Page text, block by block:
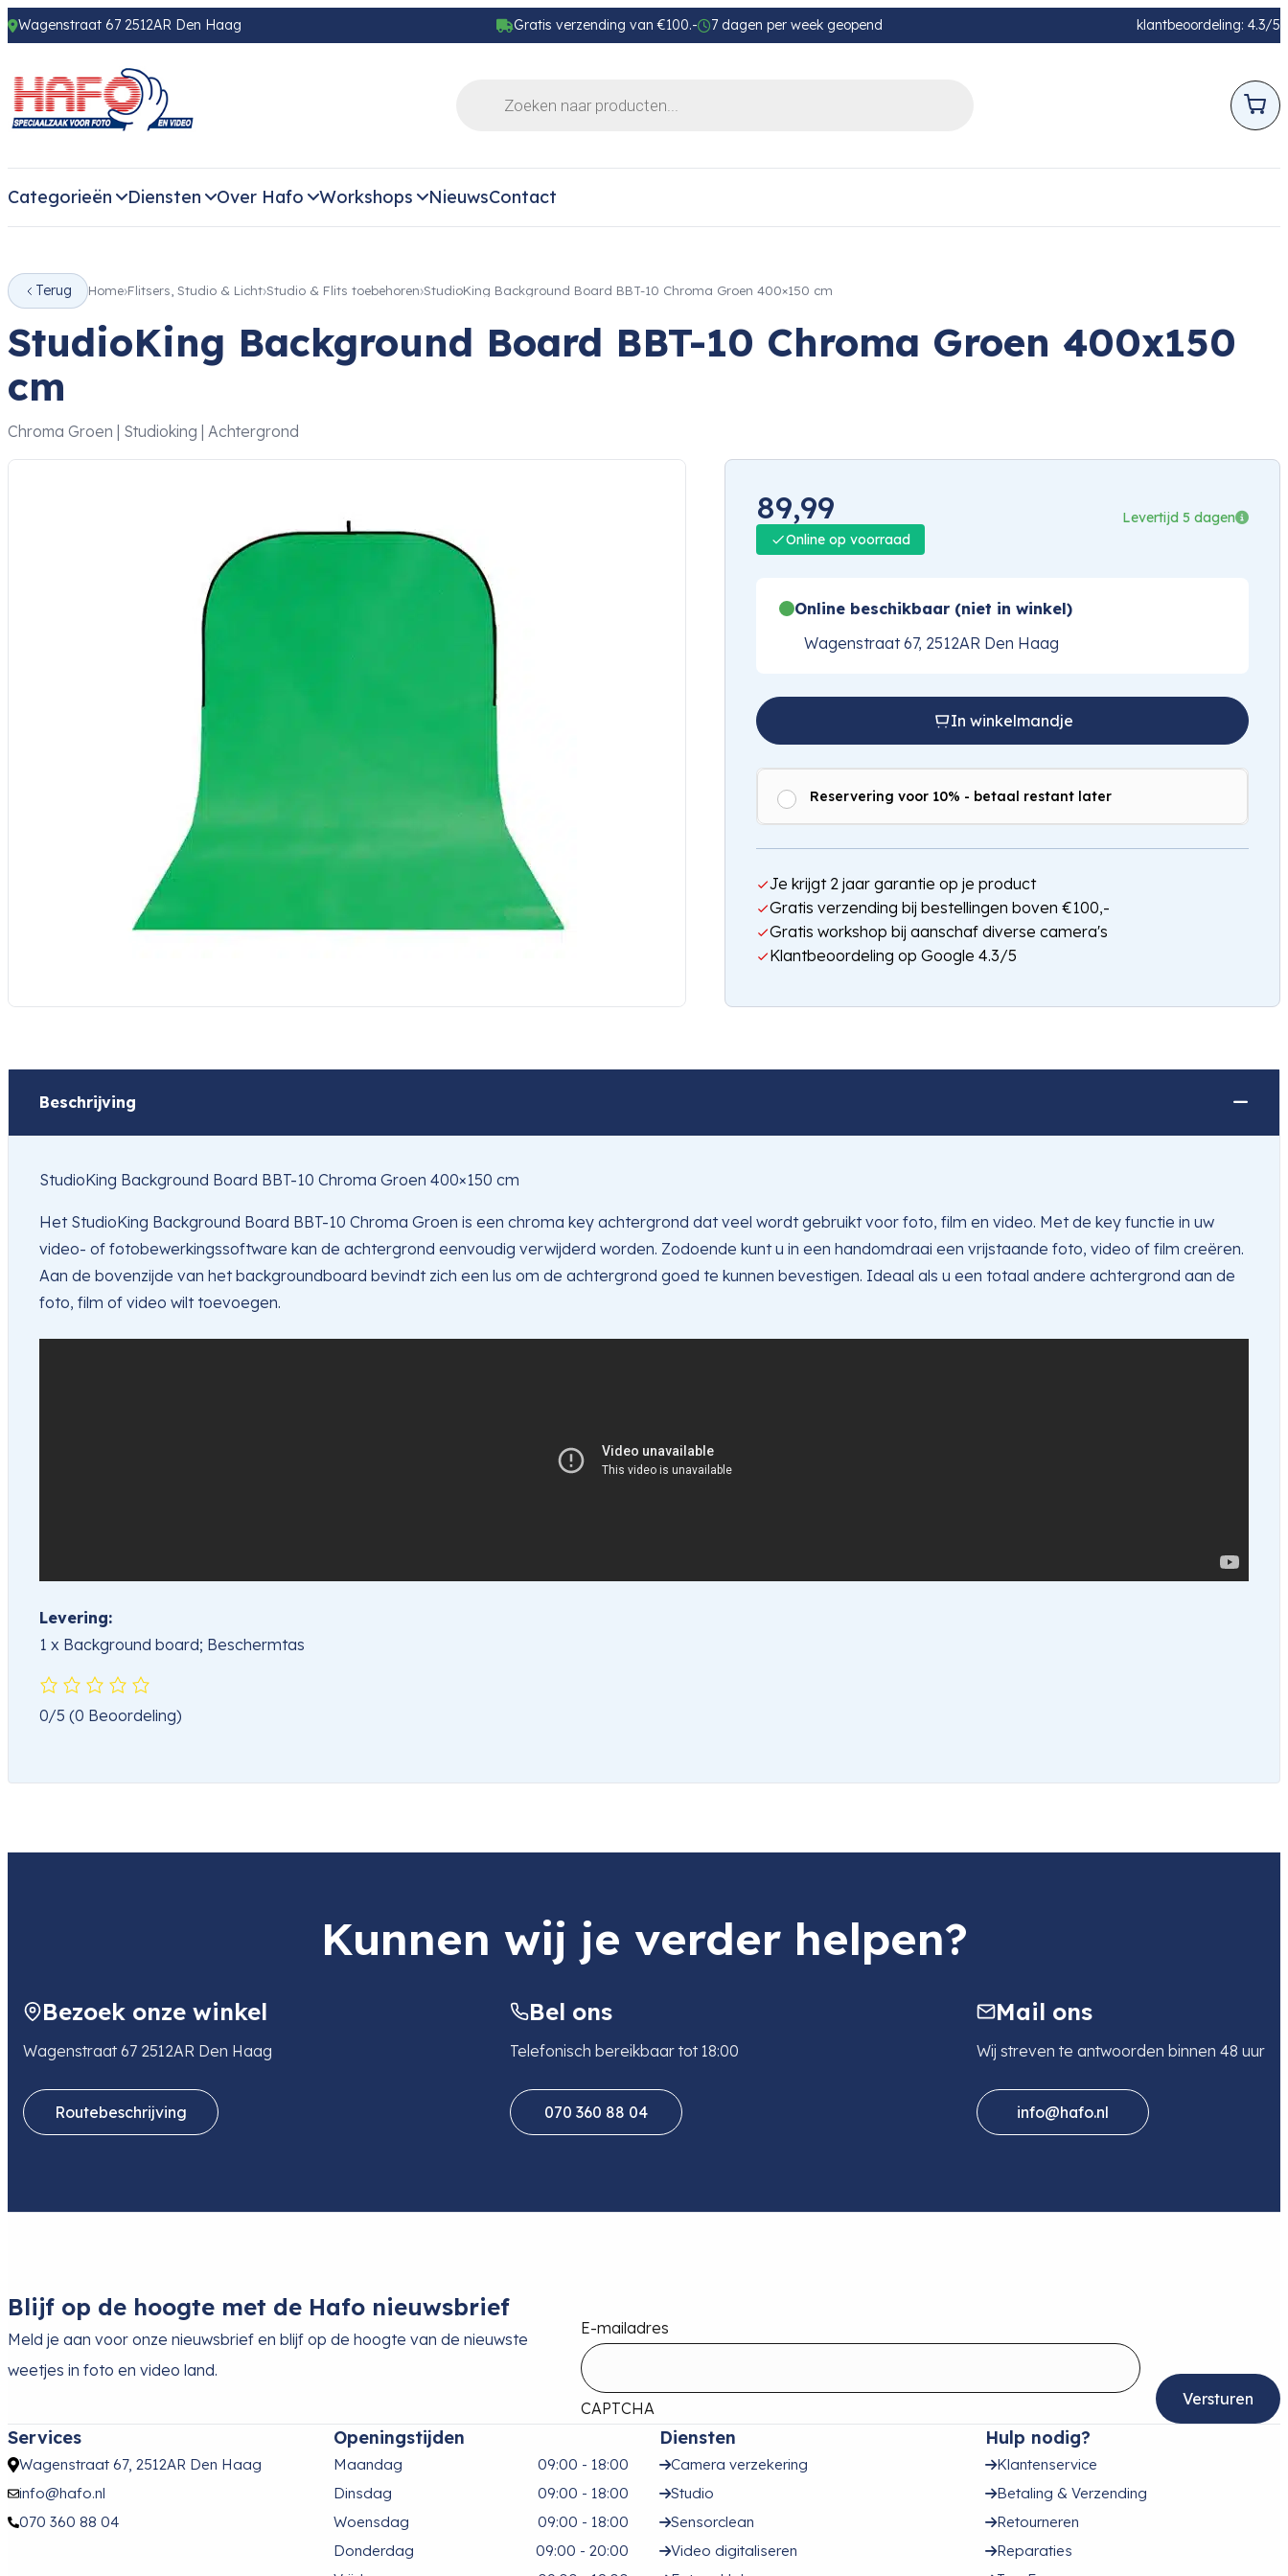
Wagenstraat 67 2512AR Den Haag Gratis verzending van €100.- 7 dagen per week geopend klantbeoordeling: 4.3/5
Categorieën Diensten Over Hafo Workshops NieuwsContact
Terug Home Flitsers, Studio & Licht Studio & Flits toebehoren StudioKing Background Board BBT-10 Chroma Groen 400×150 cm
StudioKing Background Board BBT-10 Chroma Groen 400x150
cm
Chroma Groen | Studioking | Achtergrond
89,99
Levertijd 5 dagen
Online op voorraad
Online beschikbaar (niet in winkel)
Wagenstraat 67, 2512AR Den Haag
In winkelmandje
Reservering voor 10% - betaal restant later
Je krijgt 2 jaar garantie op je product
Gratis verzending bij bestellingen boven €100,-
Gratis workshop bij aanschaf diverse camera's
Klantbeoordeling op Google 4.3/5
Beschrijving
StudioKing Background Board BBT-10 Chroma Groen 400×150 cm
Het StudioKing Background Board BBT-10 Chroma Groen is een chroma key achtergrond dat veel wordt gebruikt voor foto, film en video. Met de key functie in uw
video- of fotobewerkingssoftware kan de achtergrond eenvoudig verwijderd worden. Zodoende kunt u in een handomdraai een vrijstaande foto, video of film creëren.
Aan de bovenzijde van het backgroundboard bevindt zich een lus om de achtergrond goed te kunnen bevestigen. Ideaal als u een totaal andere achtergrond aan de
foto, film of video wilt toevoegen.
Levering:
1 x Background board; Beschermtas
0/5 (0 Beoordeling)
Kunnen wij je verder helpen?
Bezoek onze winkel
Wagenstraat 67 2512AR Den Haag
Routebeschrijving
Bel ons
Telefonisch bereikbaar tot 18:00
070 360 88 04
Mail ons
Wij streven te antwoorden binnen 48 uur
info@hafo.nl
Blijf op de hoogte met de Hafo nieuwsbrief
Meld je aan voor onze nieuwsbrief en blijf op de hoogte van de nieuwste
weetjes in foto en video land.
E-mailadres
CAPTCHA
Services
Wagenstraat 67, 2512AR Den Haag
info@hafo.nl
070 360 88 04
Openingstijden
Maandag
09:00 - 18:00
Dinsdag
09:00 - 18:00
Woensdag
09:00 - 18:00
Donderdag
09:00 - 20:00
Diensten
Camera verzekering
Studio
Sensorclean
Video digitaliseren
Hulp nodig?
Klantenservice
Betaling & Verzending
Retourneren
Reparaties